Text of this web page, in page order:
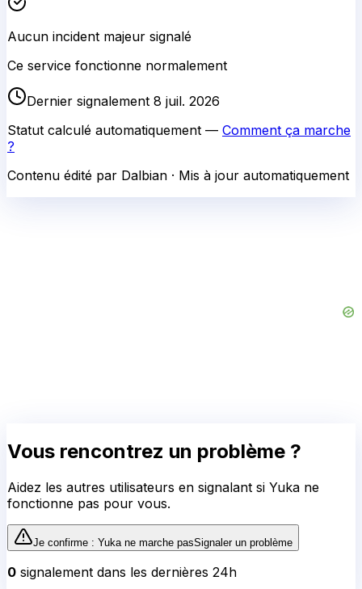
Aucun incident majeur signalé
Ce service fonctionne normalement
Dernier signalement 8 juil. 2026
Statut calculé automatiquement — Comment ça marche
?
Contenu édité par Dalbian · Mis à jour automatiquement
Vous rencontrez un problème ?
Aidez les autres utilisateurs en signalant si Yuka ne
fonctionne pas pour vous.
Je confirme : Yukane marche pasSignaler un problème
0 signalement dans les dernières 24h